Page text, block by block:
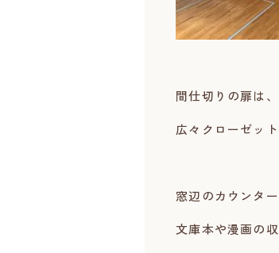
間仕切りの扉は
広々クローゼッ
窓辺のカウンタ
文庫本や漫画の